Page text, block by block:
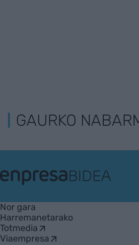
GAURKO
Nor gara
Harremanetarako
Totmedia
Viaempresa